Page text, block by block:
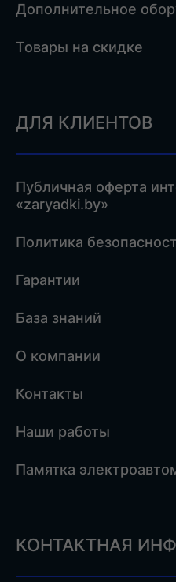
Дополнительное
Товары на скидке
ДЛЯ КЛИЕНТОВ
Публичная оферта
«zaryadki.by»
Политика
Гарантии
База знаний
О компании
Контакты
Наши работы
Памятка
КОНТАКТНАЯ